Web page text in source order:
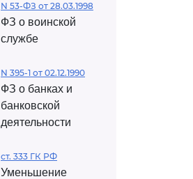
N 53-ФЗ от 28.03.1998
ФЗ о воинской
службе
N 395-1 от 02.12.1990
ФЗ о банках и
банковской
деятельности
ст. 333 ГК РФ
Уменьшение